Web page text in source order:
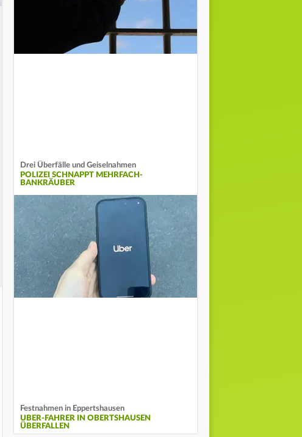
Drei Überfälle und Geiselnahmen
POLIZEI SCHNAPPT MEHRFACH-
BANKRÄUBER
Festnahmen in Eppertshausen
UBER-FAHRER IN OBERTSHAUSEN
ÜBERFALLEN